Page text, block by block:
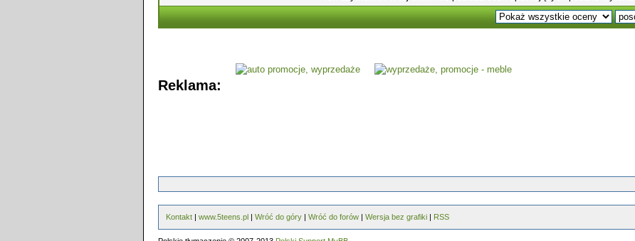
Reklama:
Kontakt | www.5teens.pl | Wróć do góry | Wróć do forów | Wersja bez grafiki | RSS